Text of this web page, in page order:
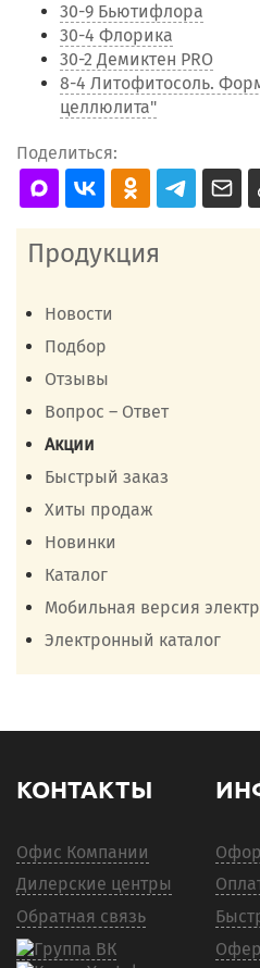
30-9 Бьютифлора
30-4 Флорика
30-2 Демиктен PRO
8-4 Литофитосоль.
целлюлита"
Поделиться:
Продукция
Новости
Подбор
Отзывы
Вопрос – Ответ
Акции
Быстрый заказ
Хиты продаж
Новинки
Каталог
Мобильная версия
Электронный каталог
КОНТАКТЫ
Офис Компании
Дилерские центры
Обратная связь